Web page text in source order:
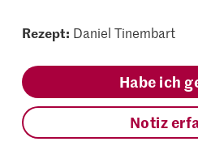
Rezept: Daniel Tinembart
Habe ich
Notiz